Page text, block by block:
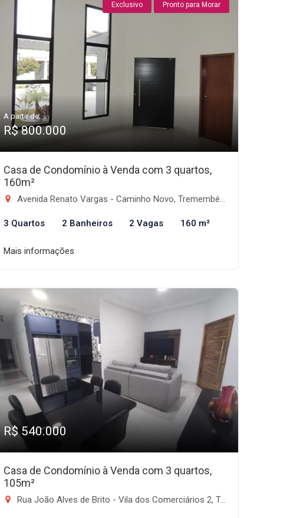
Exclusivo Pronto para Morar
A partir de:
R$ 800.000
Casa de Condomínio à Venda com 3 quartos,
160m²
Avenida Renato Vargas - Caminho Novo, Tremembé-SP
3 Quartos 2 Banheiros 2 Vagas 160 m²
Mais informações
R$ 540.000
Casa de Condomínio à Venda com 3 quartos,
105m²
Rua João Alves de Brito - Vila dos Comerciários 2, Taubaté-SP